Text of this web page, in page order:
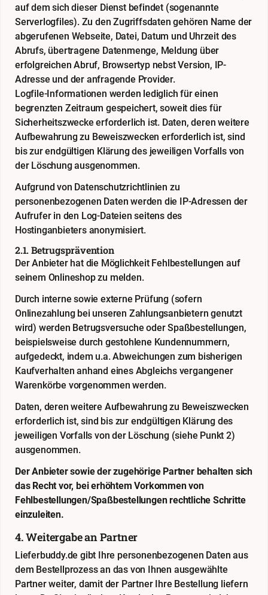
auf dem sich dieser Dienst befindet (sogenannte
Serverlogfiles). Zu den Zugriffsdaten gehören Name der
abgerufenen Webseite, Datei, Datum und Uhrzeit des
Abrufs, übertragene Datenmenge, Meldung über
erfolgreichen Abruf, Browsertyp nebst Version, IP-
Adresse und der anfragende Provider.
Logfile-Informationen werden lediglich für einen
begrenzten Zeitraum gespeichert, soweit dies für
Sicherheitszwecke erforderlich ist. Daten, deren weitere
Aufbewahrung zu Beweiszwecken erforderlich ist, sind
bis zur endgültigen Klärung des jeweiligen Vorfalls von
der Löschung ausgenommen.
Aufgrund von Datenschutzrichtlinien zu
personenbezogenen Daten werden die IP-Adressen der
Aufrufer in den Log-Dateien seitens des
Hostinganbieters anonymisiert.
2.1. Betrugsprävention
Der Anbieter hat die Möglichkeit Fehlbestellungen auf
seinem Onlineshop zu melden.
Durch interne sowie externe Prüfung (sofern
Onlinezahlung bei unseren Zahlungsanbietern genutzt
wird) werden Betrugsversuche oder Spaßbestellungen,
beispielsweise durch gestohlene Kundennummern,
aufgedeckt, indem u.a. Abweichungen zum bisherigen
Kaufverhalten anhand eines Abgleichs vergangener
Warenkörbe vorgenommen werden.
Daten, deren weitere Aufbewahrung zu Beweiszwecken
erforderlich ist, sind bis zur endgültigen Klärung des
jeweiligen Vorfalls von der Löschung (siehe Punkt 2)
ausgenommen.
Der Anbieter sowie der zugehörige Partner behalten sich
das Recht vor, bei erhöhtem Vorkommen von
Fehlbestellungen/Spaßbestellungen rechtliche Schritte
einzuleiten.
4. Weitergabe an Partner
Lieferbuddy.de gibt Ihre personenbezogenen Daten aus
dem Bestellprozess an das von Ihnen ausgewählte
Partner weiter, damit der Partner Ihre Bestellung liefern